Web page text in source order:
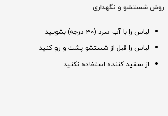
روش شستشو و نگهداری
لباس را با آب سرد (30 درجه) بشویید
لباس را قبل از شستشو پشت و رو کنید
از سفید کننده استفاده نکنید